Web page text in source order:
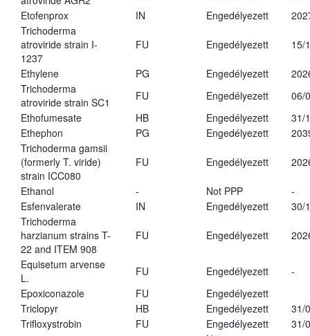
Etofenprox
IN Engedélyezett
Trichoderma
atroviride strain I-
1237
FU Engedélyezett 15/
Ethylene PG Engedélyezett
Trichoderma
atroviride strain SC1
FU Engedélyezett
06/
Ethofumesate
HB Engedélyezett
31/
Ethephon
PG Engedélyezett
Trichoderma gamsii
(formerly T. viride)
strain ICC080
FU Engedélyezett
Ethanol - Not PPP
-
Esfenvalerate
IN Engedélyezett
30/
Trichoderma
harzianum strains T-
22 and ITEM 908
FU Engedélyezett
Equisetum arvense
L.
FU Engedélyezett
-
Epoxiconazole
FU
Engedélyezett
Triclopyr
HB Engedélyezett
31/
Trifloxystrobin
FU Engedélyezett
31/